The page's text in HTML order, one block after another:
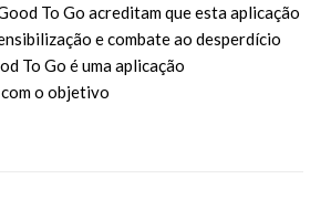
To Go acreditam que esta aplicação
e combate ao desperdício
To Go é uma aplicação
o objetivo